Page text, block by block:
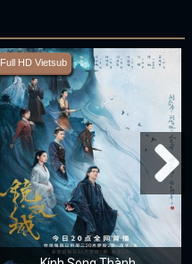
Full HD Vietsub